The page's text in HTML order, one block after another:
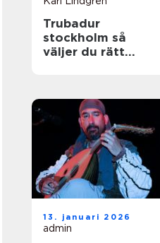
Trubadur
stockholm så
väljer du rätt
13. januari 2026
admin